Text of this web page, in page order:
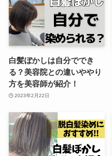
白髪ぼかしは自分ででき
る？美容院との違いややり
方を美容師が紹介！
2023年2月22日